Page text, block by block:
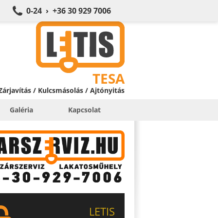
0-24 › +36 30 929 7006
TESA
/ Kulcsmásolás / Ajtónyitás
Galéria Kapcsolat
LETIS